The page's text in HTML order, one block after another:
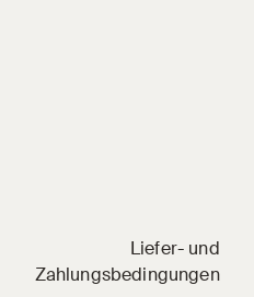
Liefer- und
Zahlungsbedingungen